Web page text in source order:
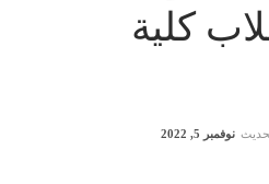
كلية
نوفمبر 5, 2022